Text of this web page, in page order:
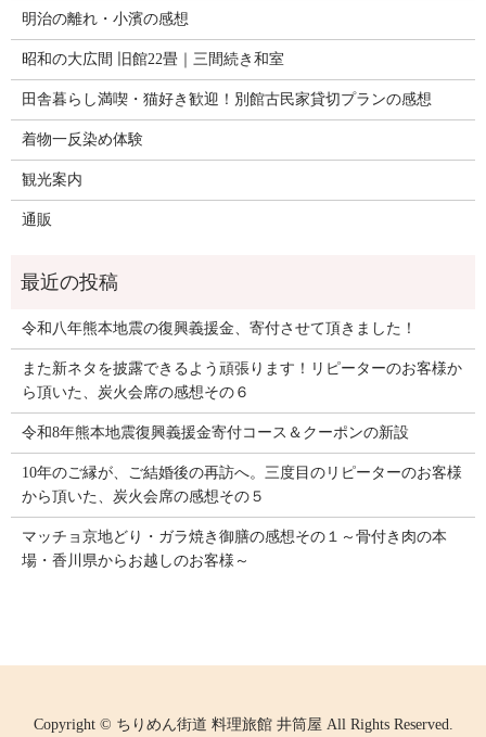
明治の離れ・小濱の感想
昭和の大広間 旧館22畳｜三間続き和室
田舎暮らし満喫・猫好き歓迎！別館古民家貸切プランの感想
着物一反染め体験
観光案内
通販
令和八年熊本地震の復興義援金、寄付させて頂きました！
また新ネタを披露できるよう頑張ります！リピーターのお客様か
ら頂いた、炭火会席の感想その６
令和8年熊本地震復興義援金寄付コース＆クーポンの新設
10年のご縁が、ご結婚後の再訪へ。三度目のリピーターのお客様
から頂いた、炭火会席の感想その５
マッチョ京地どり・ガラ焼き御膳の感想その１～骨付き肉の本
場・香川県からお越しのお客様～
Copyright © ちりめん街道 料理旅館 井筒屋 All Rights Reserved.